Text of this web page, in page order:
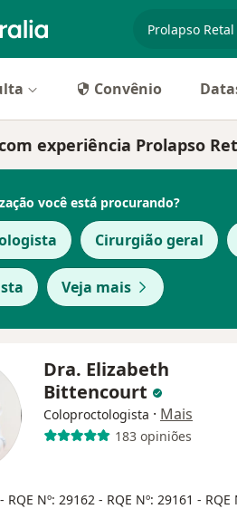
Convênio
experiência Prolapso
você está procurando?
Cirurgião geral
Veja mais
Dra. Elizabeth
Bittencourt
Coloproctologista · Mais
183 opiniões
- RQE Nº: 29162 - RQE Nº: 29161 - RQE